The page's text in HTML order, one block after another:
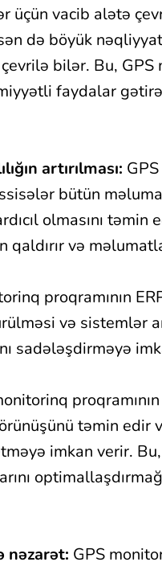
üçün vacib alətə
də böyük
bilər. Bu, GPS
faydalar
artırılması:
bütün
olmasını təmin
və
proqramının
və sistemlər
sadələşdirməyə
təmin edir
imkan verir.
nəzarət: GPS